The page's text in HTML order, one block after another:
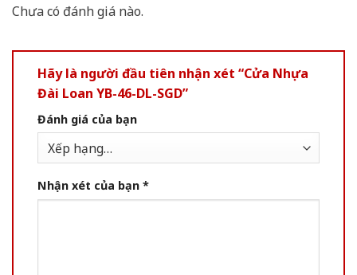
Chưa có đánh giá nào.
Hãy là người đầu tiên nhận xét “Cửa Nhựa
Đài Loan YB-46-DL-SGD”
Đánh giá của bạn
Nhận xét của bạn *